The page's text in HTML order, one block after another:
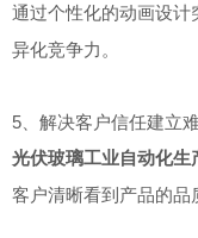
通过个性化的动画设计
异化竞争力 。
5、解决客户信任建立
光伏玻璃工业自动化生
客户清晰看到产品的